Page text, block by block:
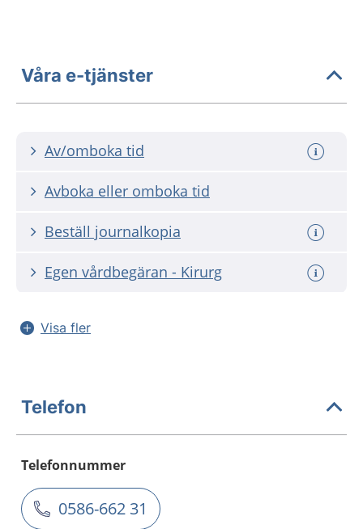
Våra e-tjänster
Av/omboka tid
Avboka eller omboka tid
Beställ journalkopia
Egen vårdbegäran - Kirurg
Visa fler
Telefon
Telefonnummer
0586-662 31